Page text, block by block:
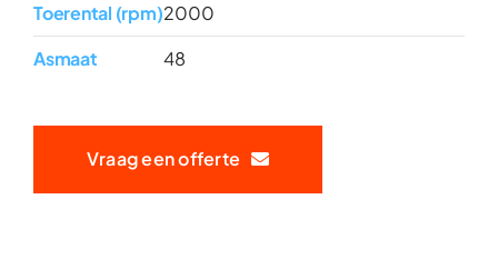
Toerental (rpm)2000
Asmaat
48
Vraag een offerte